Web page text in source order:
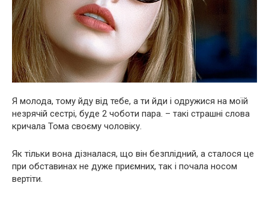
Я молода, тому йду від тебе, а ти йди і одружися на моїй
незрячій сестрі, буде 2 чоботи пара. – такі страшні слова
кричала Тома своєму чоловіку.
Як тільки вона дізналася, що він безплідний, а сталося це
при обставинах не дуже приємних, так і почала носом
вертіти.